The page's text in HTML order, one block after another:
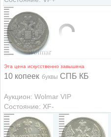
Эта цена искусственно завышена
10 копеек буквы СПБ КБ
Аукцион: Wolmar VIP
Состояние: XF-